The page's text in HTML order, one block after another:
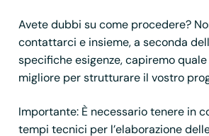
Avete dubbi su come procedere?
contattarci e insieme, a seconda
specifiche esigenze, capiremo
migliore per strutturare il vostro
Importante: È necessario tenere in
tempi tecnici per l’elaborazione